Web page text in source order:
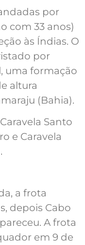
por
com 33 anos)
às Índias. O
por
uma formação
altura
(Bahia).
Santo
e Caravela
a frota
depois Cabo
A frota
em 9 de